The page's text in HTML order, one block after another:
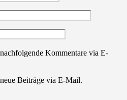
Kommentare via E-
Beiträge via E-Mail.